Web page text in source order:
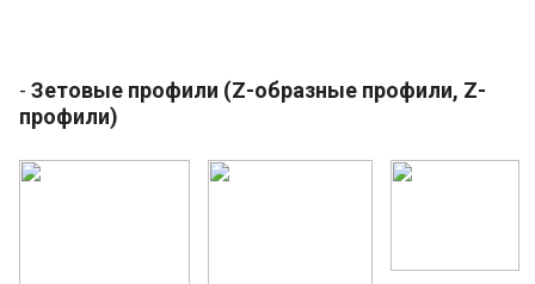
- Зетовые профили (Z-образные профили, Z-
профили)